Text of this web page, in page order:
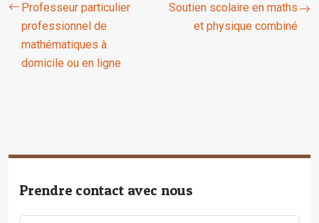
Professeur particulier
professionnel de
mathématiques à
domicile ou en ligne
Soutien scolaire en maths
et physique combiné
Prendre contact avec nous